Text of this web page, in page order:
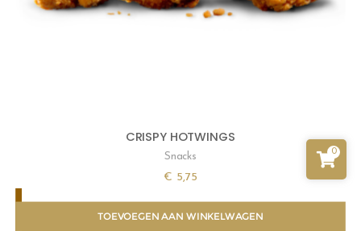
CRISPY HOTWINGS
Snacks
€ 5,75
TOEVOEGEN AAN WINKELWAGEN
0